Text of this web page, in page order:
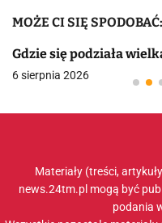
MOŻE CI SIĘ SPODOBAĆ:
Gdzie się podziała
6 sierpnia 2026
Materiały (treści,
news.24tm.pl mogą być
podania